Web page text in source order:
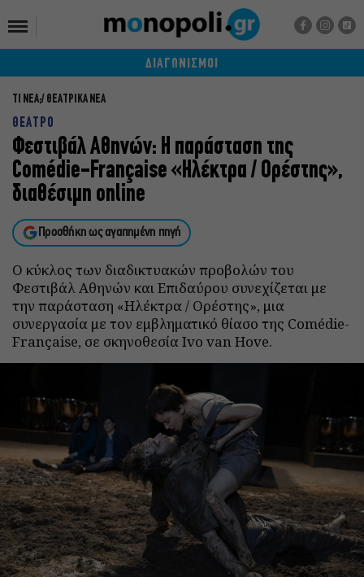
ΔΙΑΓΩΝΙΣΜΟΙ
ΤΙ ΝΕΑ; ΘΕΑΤΡΙΚΑ ΝΕΑ
ΘΕΑΤΡΟ
Φεστιβάλ Αθηνών: Η παράσταση της
Comédie-Française «Ηλέκτρα / Ορέστης»,
διαθέσιμη online
Προσθήκη ως αγαπημένη πηγή
Ο κύκλος των διαδικτυακών προβολών του
Φεστιβάλ Αθηνών και Επιδαύρου συνεχίζεται με
την παράσταση «Ηλέκτρα / Ορέστης», μια
συνεργασία με τον εμβληματικό θίασο της Comédie-
Française, σε σκηνοθεσία Ivo van Hove.